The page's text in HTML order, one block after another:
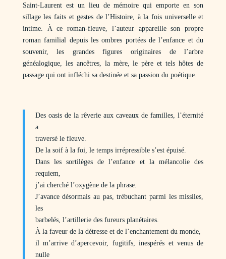
Saint-Laurent est un lieu de mémoire qui emporte en son
sillage les faits et gestes de l’Histoire, à la fois universelle et
intime. À ce roman-fleuve, l’auteur appareille son propre
roman familial depuis les ombres portées de l’enfance et du
souvenir, les grandes figures originaires de l’arbre
généalogique, les ancêtres, la mère, le père et tels hôtes de
passage qui ont infléchi sa destinée et sa passion du poétique.
Des oasis de la rêverie aux caveaux de familles, l’éternité
a
traversé le fleuve.
De la soif à la foi, le temps irrépressible s’est épuisé.
Dans les sortilèges de l’enfance et la mélancolie des
requiem,
j’ai cherché l’oxygène de la phrase.
J’avance désormais au pas, trébuchant parmi les missiles,
les
barbelés, l’artillerie des fureurs planétaires.
À la faveur de la détresse et de l’enchantement du monde,
il m’arrive d’apercevoir, fugitifs, inespérés et venus de
nulle